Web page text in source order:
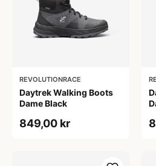
REVOLUTIONRACE
Daytrek Walking Boots
Dame Black
849,00 kr